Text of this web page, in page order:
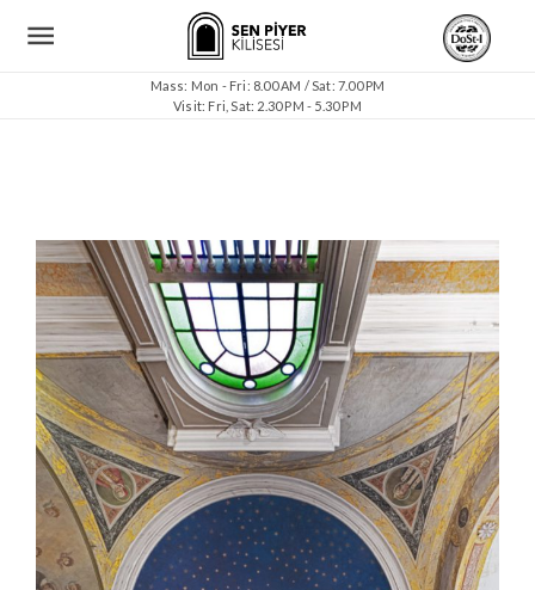
Mass: Mon - Fri: 8.00 AM / Sat: 7.00 PM
Visit: Fri, Sat: 2.30 PM - 5.30 PM